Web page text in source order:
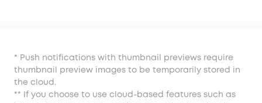
* Push notifications with thumbnail previews require
thumbnail preview images to be temporarily stored in
the cloud.
** If you choose to use cloud-based features such as